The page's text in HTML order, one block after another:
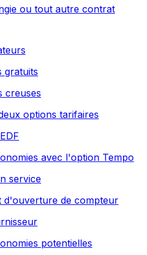
ou tout autre contrat
gratuits
creuses
options tarifaires
avec l'option Tempo
service
d'ouverture de compteur
potentielles